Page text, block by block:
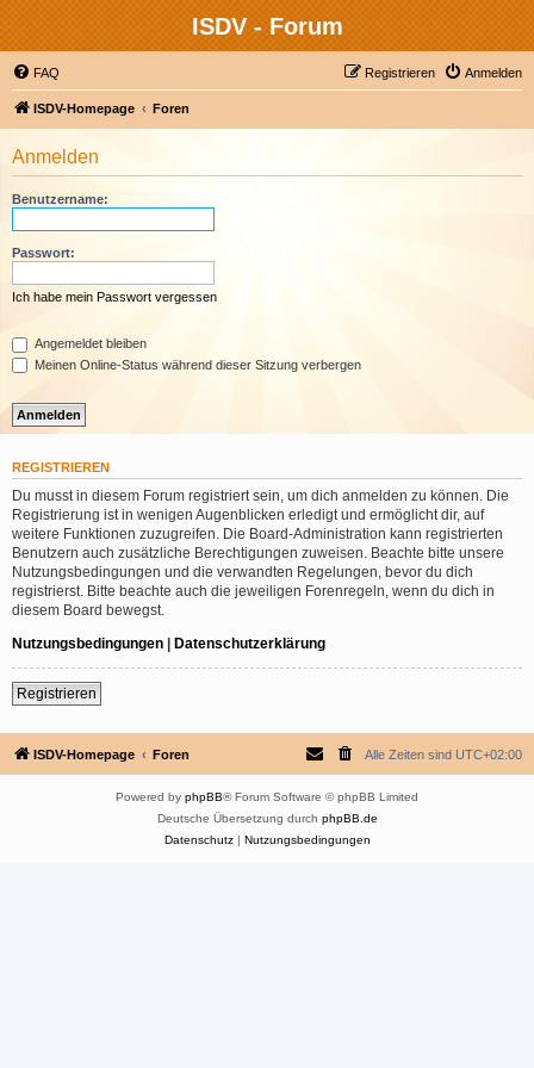
ISDV - Forum
FAQ Anmelden
Registrieren
ISDV-Homepage Foren
Anmelden
Benutzername:
Passwort:
Ich habe mein Passwort vergessen
Angemeldet bleiben
Meinen Online-Status während dieser Sitzung verbergen
REGISTRIEREN
Du musst in diesem Forum registriert sein, um dich anmelden zu können. Die
Registrierung ist in wenigen Augenblicken erledigt und ermöglicht dir, auf
weitere Funktionen zuzugreifen. Die Board-Administration kann registrierten
Benutzern auch zusätzliche Berechtigungen zuweisen. Beachte bitte unsere
Nutzungsbedingungen und die verwandten Regelungen, bevor du dich
registrierst. Bitte beachte auch die jeweiligen Forenregeln, wenn du dich in
diesem Board bewegst.
Nutzungsbedingungen | Datenschutzerklärung
Registrieren
ISDV-Homepage Foren Alle Zeiten sind UTC+02:00
Powered by phpBB® Forum Software © phpBB Limited
Deutsche Übersetzung durch phpBB.de
Datenschutz| Nutzungsbedingungen